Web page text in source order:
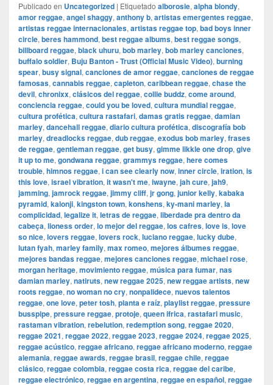
Publicado en Uncategorized | Etiquetado alborosie, alpha blondy,
amor reggae, angel shaggy, anthony b, artistas emergentes reggae,
artistas reggae internacionales, artistas reggae top, bad boys inner
circle, beres hammond, best reggae albums, best reggae songs,
billboard reggae, black uhuru, bob marley, bob marley canciones,
buffalo soldier, Buju Banton - Trust (Official Music Video), burning
spear, busy signal, canciones de amor reggae, canciones de reggae
famosas, cannabis reggae, capleton, caribbean reggae, chase the
devil, chronixx, clásicos del reggae, collie buddz, come around,
conciencia reggae, could you be loved, cultura mundial reggae,
cultura profética, cultura rastafari, damas gratis reggae, damian
marley, dancehall reggae, diario cultura profética, discografía bob
marley, dreadlocks reggae, dub reggae, exodus bob marley, frases
de reggae, gentleman reggae, get busy, gimme likkle one drop, give
it up to me, gondwana reggae, grammys reggae, here comes
trouble, himnos reggae, i can see clearly now, inner circle, iration, is
this love, israel vibration, it wasn't me, iwayne, jah cure, jah9,
jamming, jamrock reggae, jimmy cliff, jr gong, junior kelly, kabaka
pyramid, kalonji, kingston town, konshens, ky-mani marley, la
complicidad, legalize it, letras de reggae, liberdade pra dentro da
cabeça, lioness order, lo mejor del reggae, los cafres, love is, love
so nice, lovers reggae, lovers rock, luciano reggae, lucky dube,
lutan fyah, marley family, max romeo, mejores álbumes reggae,
mejores bandas reggae, mejores canciones reggae, michael rose,
morgan heritage, movimiento reggae, música para fumar, nas
damian marley, natiruts, new reggae 2025, new reggae artists, new
roots reggae, no woman no cry, nonpalidece, nuevos talentos
reggae, one love, peter tosh, planta e raíz, playlist reggae, pressure
busspipe, pressure reggae, protoje, queen ifrica, rastafari music,
rastaman vibration, rebelution, redemption song, reggae 2020,
reggae 2021, reggae 2022, reggae 2023, reggae 2024, reggae 2025,
reggae acústico, reggae africano, reggae africano moderno, reggae
alemania, reggae awards, reggae brasil, reggae chile, reggae
clásico, reggae colombia, reggae costa rica, reggae del caribe,
reggae electrónico, reggae en argentina, reggae en español, reggae